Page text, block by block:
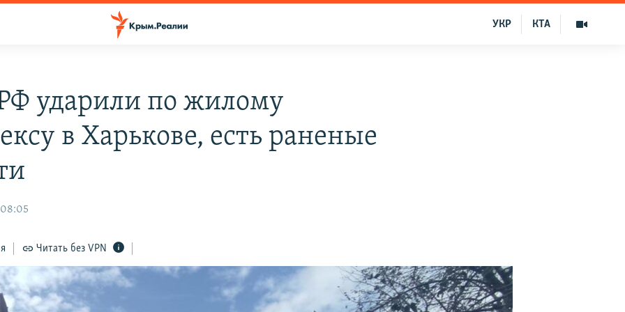
КТА
УКР
ударили по жилому
в Харькове, есть раненые
Читать без VPN